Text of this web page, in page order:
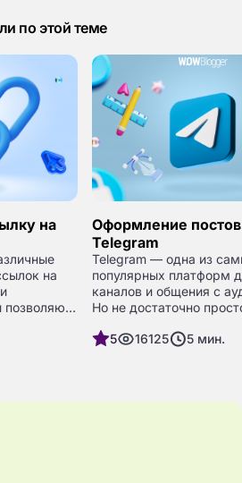
по этой теме
на
на
позволяют
чат,
Оформление
Telegram
Telegram — одна из
популярных платформ
каналов и общения с
Но не достаточно
они оформлены.
повышать
5 16125 5 мин.